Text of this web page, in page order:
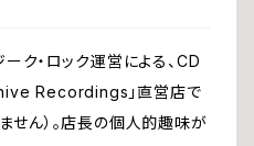
ク・ロック運営による、CD
Recordings」直営店で
せん）。店長の個人的趣味が